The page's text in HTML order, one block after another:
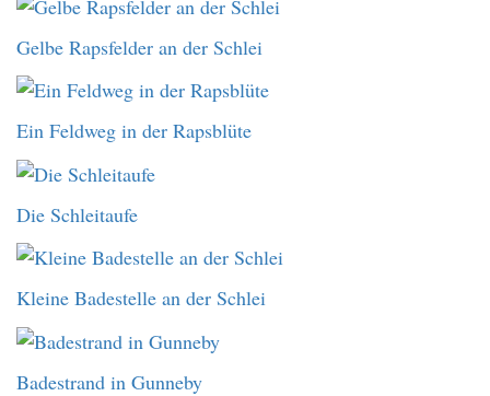
Gelbe Rapsfelder an der Schlei
Ein Feldweg in der Rapsblüte
Die Schleitaufe
Kleine Badestelle an der Schlei
Badestrand in Gunneby